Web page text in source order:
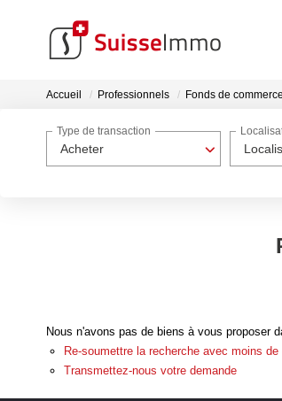
Accueil Professionnels Fonds de commerce
Acheter
Type de transaction
Nous n'avons pas de biens à vous proposer
Re-soumettre la recherche avec moins de
Transmettez-nous votre demande